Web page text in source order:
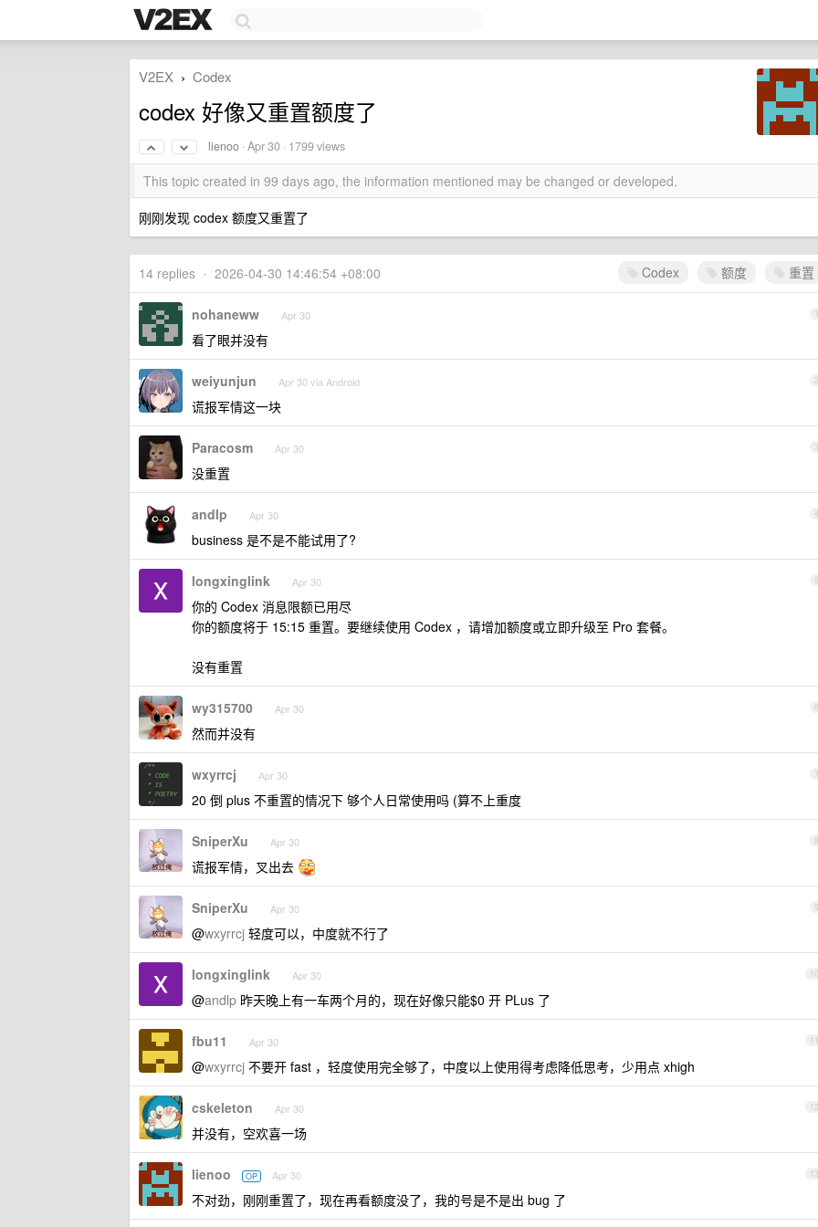
V2EX › Codex
codex 好像又重置额度了
lienoo ·Apr 30 · 1799 views
This topic created in 99 days ago, the information mentioned may be changed or developed.
刚刚发现 codex 额度又重置了
Codex 额度 重置
14 replies • 2026-04-30 14:46:54 +08:00
1
nohaneww Apr 30
看了眼并没有
2
weiyunjun Apr 30 via Android
谎报军情这一块
3
Paracosm Apr 30
没重置
4
andlp Apr 30
business 是不是不能试用了?
5
longxinglink Apr 30
你的 Codex 消息限额已用尽
你的额度将于 15:15 重置。要继续使用 Codex ，请增加额度或立即升级至 Pro 套餐。
没有重置
6
wy315700 Apr 30
然而并没有
7
wxyrrcj Apr 30
20 倒 plus 不重置的情况下 够个人日常使用吗 (算不上重度
8
SniperXu Apr 30
谎报军情，叉出去
9
SniperXu Apr 30
@wxyrrcj 轻度可以，中度就不行了
10
longxinglink Apr 30
@andlp 昨天晚上有一车两个月的，现在好像只能$0 开 PLus 了
11
fbu11 Apr 30
@wxyrrcj 不要开 fast ，轻度使用完全够了，中度以上使用得考虑降低思考，少用点 xhigh
12
cskeleton Apr 30
并没有，空欢喜一场
13
lienoo OP Apr 30
不对劲，刚刚重置了，现在再看额度没了，我的号是不是出 bug 了